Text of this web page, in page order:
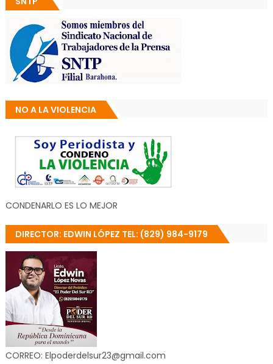
NO A LA VIOLENCIA
CONDENARLO ES LO MEJOR
DIRECTOR: EDWIN LÓPEZ TEL: (829) 984-9179
CORREO: Elpoderdelsur23@gmail.com